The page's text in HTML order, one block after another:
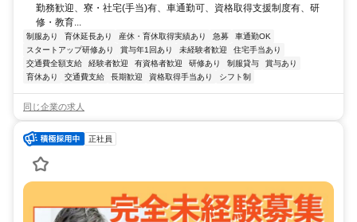
勤務歓迎、寮・社宅(手当)有、車通勤可、資格取得支援制度有、研
修・教育...
制服あり 育休延長あり 産休・育休取得実績あり 急募
車通勤OK
スタートアップ研修あり
賞与年1回あり 未経験者歓迎
住宅手当あり
交通費全額支給
経験者歓迎 有資格者歓迎 研修あり 制服貸与
賞与あり
育休あり
交通費支給 長期歓迎 資格取得手当あり シフト制
同じ企業の求人
正社員